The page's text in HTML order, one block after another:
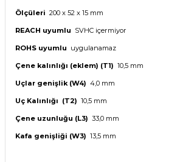
Ölçüleri 200 x 52 x 15 mm
REACH uyumlu SVHC içermiyor
ROHS uyumlu uygulanamaz
Çene kalınlığı (eklem) (T1) 10,5 mm
Uçlar genişlik (W4) 4,0 mm
Uç Kalınlığı (T2) 10,5 mm
Çene uzunluğu (L3) 33,0 mm
Kafa genişliği (W3) 13,5 mm